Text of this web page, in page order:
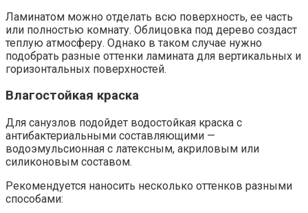
Ламинатом можно отделать всю поверхность, ее часть
или полностью комнату. Облицовка под дерево создаст
теплую атмосферу. Однако в таком случае нужно
подобрать разные оттенки ламината для вертикальных и
горизонтальных поверхностей.
Влагостойкая краска
Для санузлов подойдет водостойкая краска с
антибактериальными составляющими —
водоэмульсионная с латексным, акриловым или
силиконовым составом.
Рекомендуется наносить несколько оттенков разными
способами: